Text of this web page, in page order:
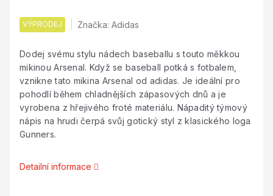
VÝPRODEJ Značka:Adidas
Dodej svému stylu nádech baseballu s touto měkkou
mikinou Arsenal. Když se baseball potká s fotbalem,
vznikne tato mikina Arsenal od adidas. Je ideální pro
pohodlí během chladnějších zápasových dnů a je
vyrobena z hřejivého froté materiálu. Nápaditý týmový
nápis na hrudi čerpá svůj gotický styl z klasického loga
Gunners.
Detailní informace